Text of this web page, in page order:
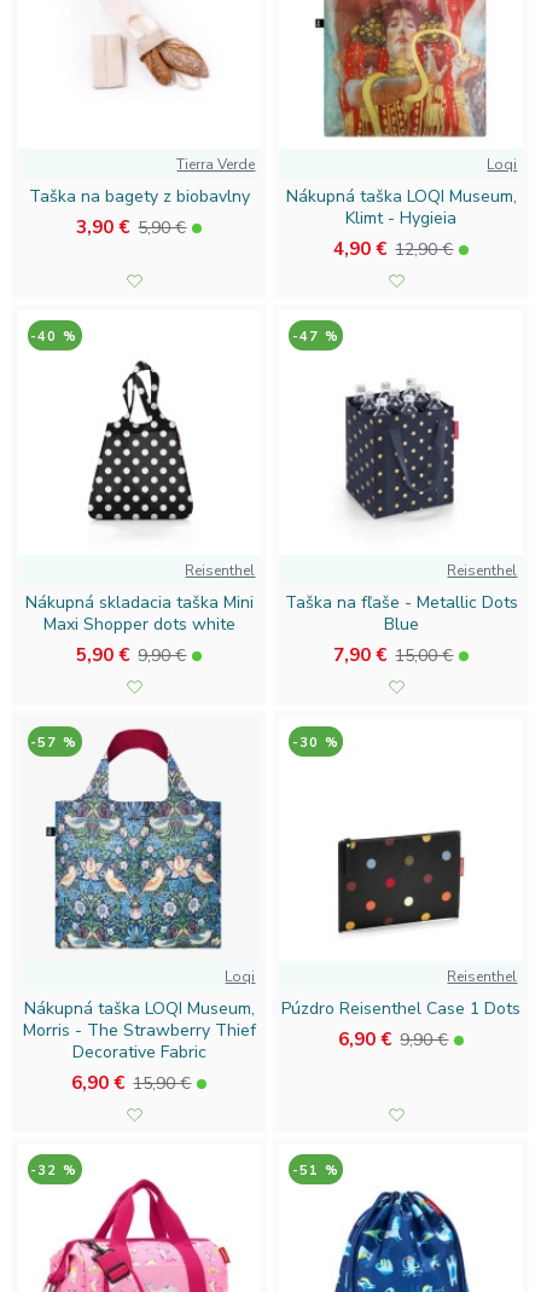
Tierra Verde
Taška na bagety z biobavlny
3,90 € 5,90 €
Loqi
Nákupná taška LOQI Museum,
Klimt - Hygieia
4,90 € 12,90 €
-40 %
Reisenthel
Nákupná skladacia taška Mini
Maxi Shopper dots white
5,90 € 9,90 €
-47 %
Reisenthel
Taška na fľaše - Metallic Dots
Blue
7,90 € 15,00 €
-57 %
Loqi
Nákupná taška LOQI Museum,
Morris - The Strawberry Thief
Decorative Fabric
6,90 € 15,90 €
-30 %
Reisenthel
Púzdro Reisenthel Case 1 Dots
6,90 € 9,90 €
-32 % -51 %